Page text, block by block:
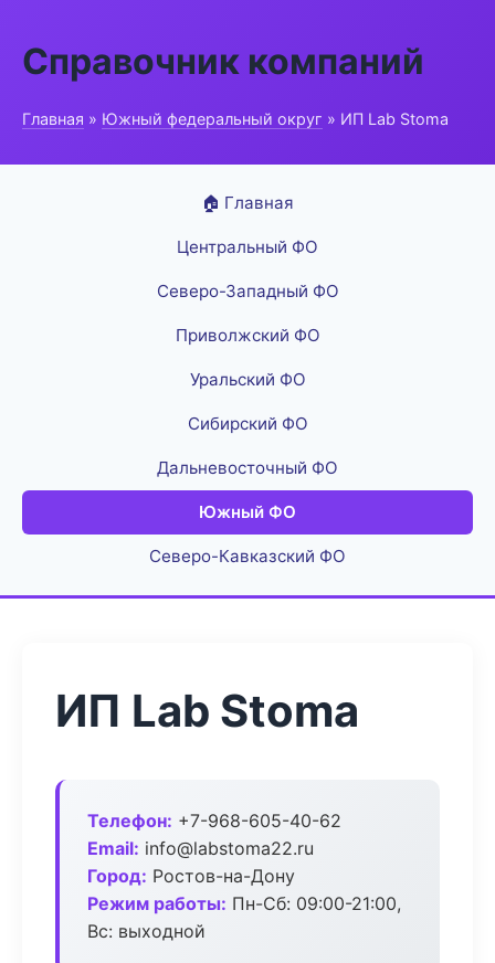
Справочник компаний
Главная » Южный федеральный округ » ИП Lab Stoma
🏠 Главная
Центральный ФО
Северо-Западный ФО
Приволжский ФО
Уральский ФО
Сибирский ФО
Дальневосточный ФО
Южный ФО
Северо-Кавказский ФО
ИП Lab Stoma
Телефон: +7-968-605-40-62
Email: info@labstoma22.ru
Город: Ростов-на-Дону
Режим работы: Пн-Сб: 09:00-21:00,
Вс: выходной